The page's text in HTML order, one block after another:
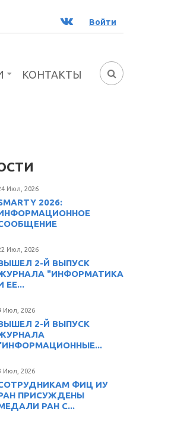
ВК Войти
ФОРМА
КОНТАКТЫ
Июл, 2026
2026:
Июл, 2026
2-Й ВЫПУСК
"ИНФОРМАТИКА
ЕЕ...
Июл, 2026
2-Й ВЫПУСК
Июл, 2026
ФИЦ ИУ
ПРИСУЖДЕНЫ
РАН С...